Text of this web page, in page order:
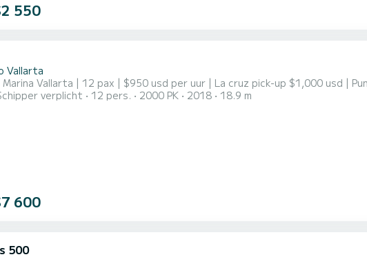
550
Vallarta
Marina Vallarta | 12 pax | $950 usd per uur | La cruz pick-up $1,000 usd |
verplicht 12 pers. 2000 PK 2018 18.9 m
600
500